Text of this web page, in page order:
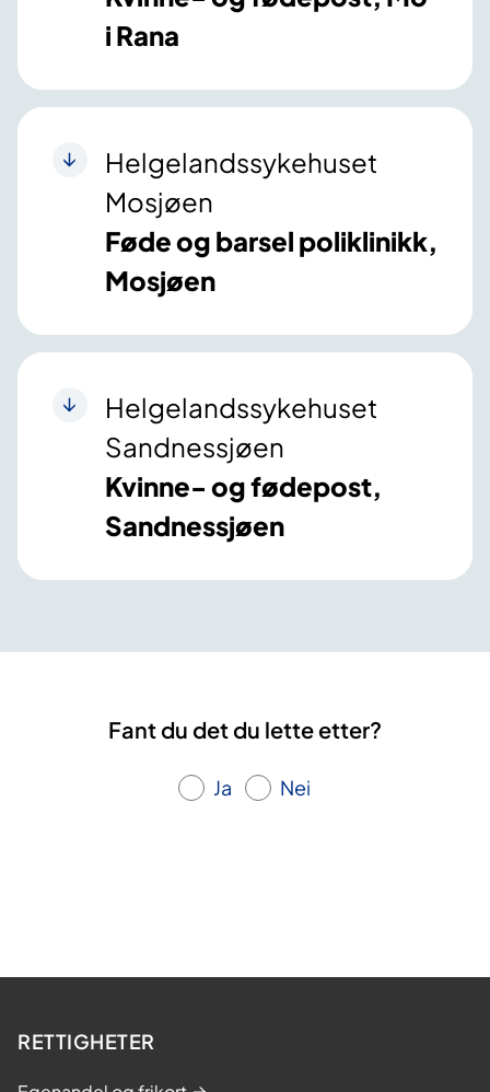
i Rana
Helgelandssykehuset
Mosjøen
Føde og barsel poliklinikk,
Mosjøen
Helgelandssykehuset
Sandnessjøen
Kvinne- og fødepost,
Sandnessjøen
Fant du det du lette etter?
Ja Nei
RETTIGHETER